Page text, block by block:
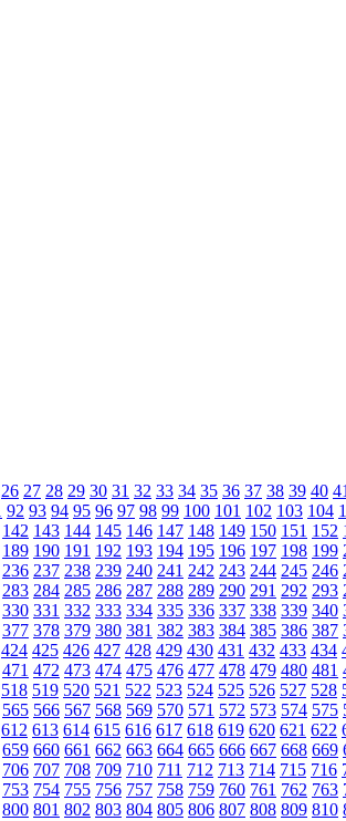
26 27 28 29 30 31 32 33 34 35 36 37 38 39 40 41
92 93 94 95 96 97 98 99 100 101 102 103 104
142 143 144 145 146 147 148 149 150 151 152
189 190 191 192 193 194 195 196 197 198 199
236 237 238 239 240 241 242 243 244 245 246
283 284 285 286 287 288 289 290 291 292 293
330 331 332 333 334 335 336 337 338 339 340
377 378 379 380 381 382 383 384 385 386 387
424 425 426 427 428 429 430 431 432 433 434
471 472 473 474 475 476 477 478 479 480 481
518 519 520 521 522 523 524 525 526 527 528
565 566 567 568 569 570 571 572 573 574 575
612 613 614 615 616 617 618 619 620 621 622
659 660 661 662 663 664 665 666 667 668 669
706 707 708 709 710 711 712 713 714 715 716
753 754 755 756 757 758 759 760 761 762 763
800 801 802 803 804 805 806 807 808 809 810